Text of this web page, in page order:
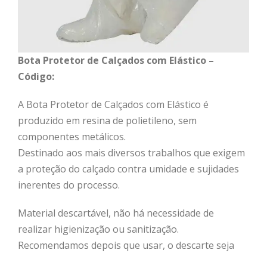
Bota Protetor de Calçados com Elástico –
Código:
A Bota Protetor de Calçados com Elástico é
produzido em resina de polietileno, sem
componentes metálicos.
Destinado aos mais diversos trabalhos que exigem
a proteção do calçado contra umidade e sujidades
inerentes do processo.
Material descartável, não há necessidade de
realizar higienização ou sanitização.
Recomendamos depois que usar, o descarte seja